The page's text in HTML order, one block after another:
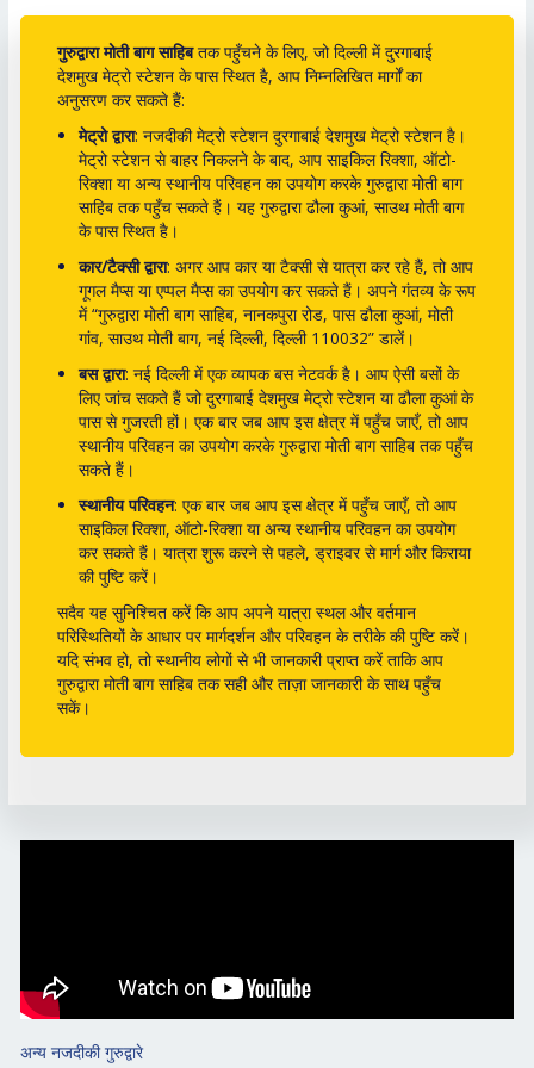
गुरुद्वारा मोती बाग साहिबतक पहुँचने के लिए, जो दिल्ली में दुरगाबाई
देशमुख मेट्रो स्टेशन के पास स्थित है, आप निम्नलिखित मार्गों का
अनुसरण कर सकते हैं:
मेट्रो द्वारा: नजदीकी मेट्रो स्टेशन दुरगाबाई देशमुख मेट्रो स्टेशन है।
मेट्रो स्टेशन से बाहर निकलने के बाद, आप साइकिल रिक्शा, ऑटो-
रिक्शा या अन्य स्थानीय परिवहन का उपयोग करके गुरुद्वारा मोती बाग
साहिब तक पहुँच सकते हैं। यह गुरुद्वारा ढौला कुआं, साउथ मोती बाग
के पास स्थित है।
कार/टैक्सी द्वारा: अगर आप कार या टैक्सी से यात्रा कर रहे हैं, तो आप
गूगल मैप्स या एप्पल मैप्स का उपयोग कर सकते हैं। अपने गंतव्य के रूप
में “गुरुद्वारा मोती बाग साहिब, नानकपुरा रोड, पास ढौला कुआं, मोती
गांव, साउथ मोती बाग, नई दिल्ली, दिल्ली 110032” डालें।
बस द्वारा: नई दिल्ली में एक व्यापक बस नेटवर्क है। आप ऐसी बसों के
लिए जांच सकते हैं जो दुरगाबाई देशमुख मेट्रो स्टेशन या ढौला कुआं के
पास से गुजरती हों। एक बार जब आप इस क्षेत्र में पहुँच जाएँ, तो आप
स्थानीय परिवहन का उपयोग करके गुरुद्वारा मोती बाग साहिब तक पहुँच
सकते हैं।
स्थानीय परिवहन: एक बार जब आप इस क्षेत्र में पहुँच जाएँ, तो आप
साइकिल रिक्शा, ऑटो-रिक्शा या अन्य स्थानीय परिवहन का उपयोग
कर सकते हैं। यात्रा शुरू करने से पहले, ड्राइवर से मार्ग और किराया
की पुष्टि करें।
सदैव यह सुनिश्चित करें कि आप अपने यात्रा स्थल और वर्तमान
परिस्थितियों के आधार पर मार्गदर्शन और परिवहन के तरीके की पुष्टि करें।
यदि संभव हो, तो स्थानीय लोगों से भी जानकारी प्राप्त करें ताकि आप
गुरुद्वारा मोती बाग साहिब तक सही और ताज़ा जानकारी के साथ पहुँच
सकें।
अन्य नजदीकी गुरुद्वारे